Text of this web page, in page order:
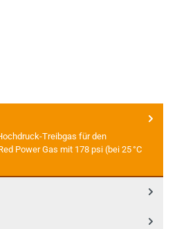
Treibgas für den
Power Gas mit 178 psi (bei 25 °C